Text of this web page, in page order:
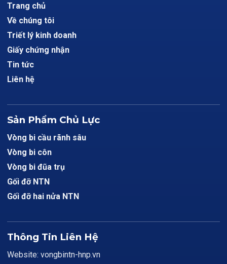
Trang chủ
Về chúng tôi
Triết lý kinh doanh
Giấy chứng nhận
Tin tức
Liên hệ
Sản Phẩm Chủ Lực
Vòng bi cầu rãnh sâu
Vòng bi côn
Vòng bi đũa trụ
Gối đỡ NTN
Gối đỡ hai nửa NTN
Thông Tin Liên Hệ
Website: vongbintn-hnp.vn